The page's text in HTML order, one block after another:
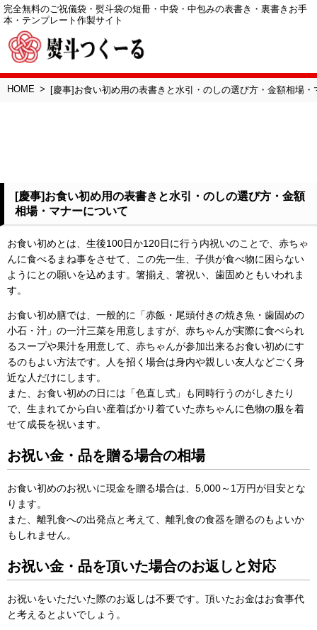
完全無料のご祝儀袋・熨斗袋の短冊・中袋・中包みの表書き・裏書きお手
本・テンプレート作製サイト
HOME [慶事]お食い初め用の表書きと水引・のしの選び方・金額相場・
[慶事]お食い初め用の表書きと水引・のしの選び方・金額
相場・マナーについて
お食い初めとは、生後100日か120日に行う内祝いのことで、赤ちゃ
んに食べるまね事をさせて、この先一生、子供が食べ物に困らない
ようにとの願いを込めます。箸揃え、箸祝い、歯固めともいわれま
す。
お食い初め膳では、一般的に「赤飯・尾頭付きの焼き魚・歯固めの
小石・汁」の一汁三菜を用意しますが、赤ちゃんが実際に食べられ
るスープや果汁を用意して、赤ちゃんが参加出来るお食い初めにす
るのもよい方法です。人を招く場合は身内や親しい友人などごく身
近な人だけにします。
また、お食い初めの日には「色直し式」も同時行うのがしきたり
で、生まれてから白い産着ばかり着ていた赤ちゃんに色物の服を着
せて成長を祝います。
お祝い金・品を贈る場合の相場
お食い初めのお祝いに現金を贈る場合は、5,000～1万円が目安とな
ります。
また、離乳食への出発点と考えて、離乳食の食器を贈るのもよいか
もしれません。
お祝い金・品を頂いた場合のお返しと対応
お祝いをいただいた際のお返しは不要です。頂いたお金はお食事代
と考えるとよいでしょう。